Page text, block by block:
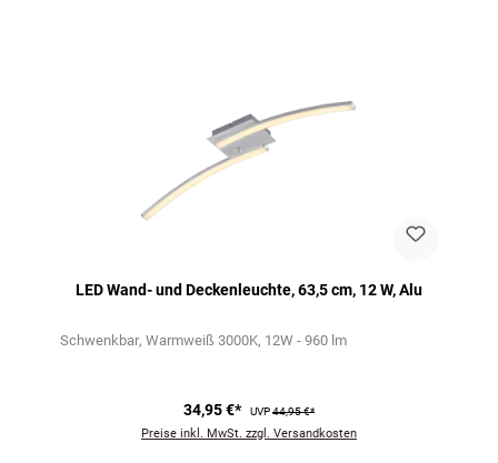
LED Wand- und Deckenleuchte, 63,5 cm, 12 W, Alu
Schwenkbar Warmweiß 3000K 12W - 960 lm
34,95 €* UVP44,95 €*
Preise inkl. MwSt. zzgl. Versandkosten